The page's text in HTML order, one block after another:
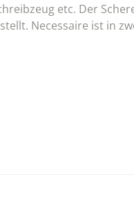
etc. Der
Necessaire ist in